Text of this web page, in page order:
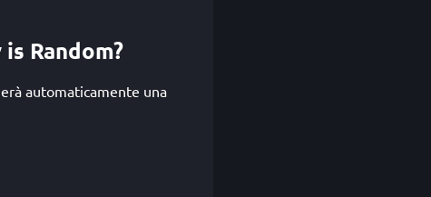
Random?
automaticamente una